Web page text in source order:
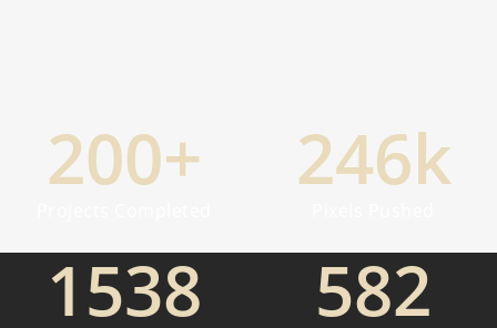
200+ 246k
1538 582